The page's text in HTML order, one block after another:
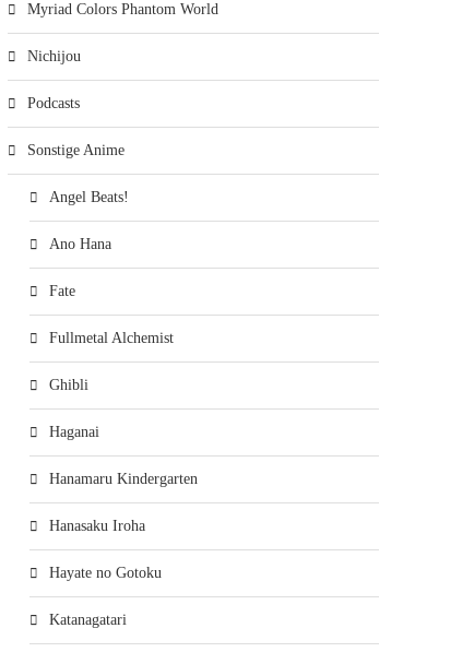
Myriad Colors Phantom World
Nichijou
Podcasts
Sonstige Anime
Angel Beats!
Ano Hana
Fate
Fullmetal Alchemist
Ghibli
Haganai
Hanamaru Kindergarten
Hanasaku Iroha
Hayate no Gotoku
Katanagatari